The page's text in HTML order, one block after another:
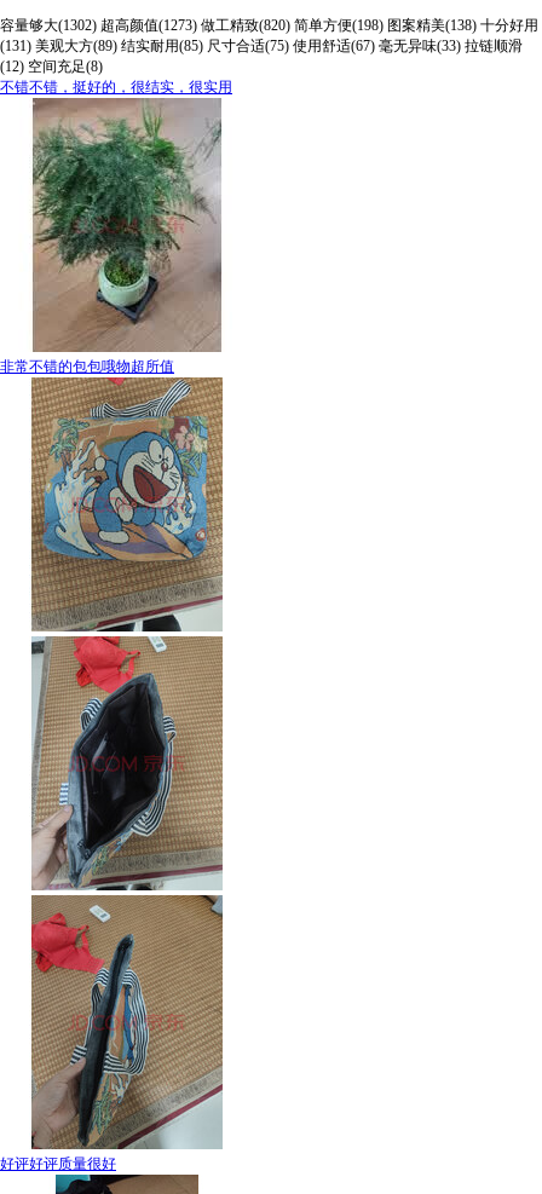
容量够大(1302) 超高颜值(1273) 做工精致(820) 简单方便(198) 图案精美(138) 十分好用
(131) 美观大方(89) 结实耐用(85) 尺寸合适(75) 使用舒适(67) 毫无异味(33) 拉链顺滑
(12) 空间充足(8)
不错不错，挺好的，很结实，很实用
非常不错的包包哦物超所值
好评好评质量很好